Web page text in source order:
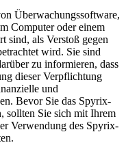
Überwachungssoftware,
Computer oder einem
sind, als Verstoß gegen
wird. Sie sind
zu informieren, dass
dieser Verpflichtung
und
Bevor Sie das Spyrix-
sollten Sie sich mit Ihrem
Verwendung des Spyrix-